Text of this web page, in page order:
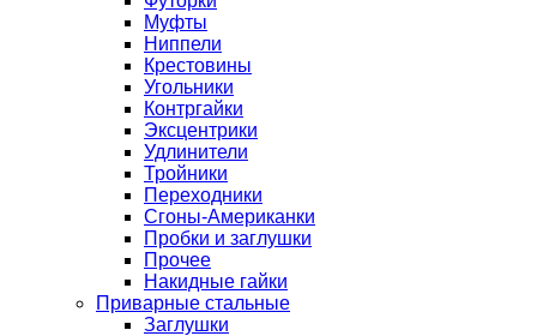
Муфты
Ниппели
Крестовины
Угольники
Контргайки
Эксцентрики
Удлинители
Тройники
Переходники
Сгоны-Американки
Пробки и заглушки
Прочее
Накидные гайки
Приварные стальные
Заглушки